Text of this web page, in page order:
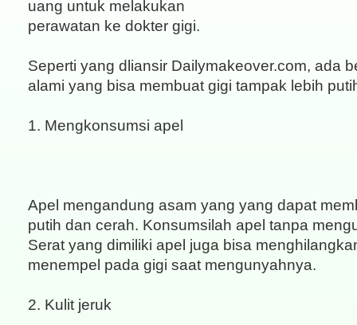
uang untuk melakukan
perawatan ke dokter gigi.
Seperti yang dliansir Dailymakeover.com, ada
alami yang bisa membuat gigi tampak lebih
1. Mengkonsumsi apel
Apel mengandung asam yang yang dapat
putih dan cerah. Konsumsilah apel tanpa
Serat yang dimiliki apel juga bisa
menempel pada gigi saat mengunyahnya.
2. Kulit jeruk